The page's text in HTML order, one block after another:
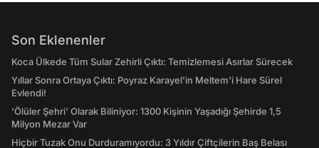
Son Eklenenler
Koca Ülkede Tüm Sular Zehirli Çıktı: Temizlemesi Asırlar Sürecek
Yıllar Sonra Ortaya Çıktı: Poyraz Karayel'in Meltem'i Hare Sürel
Evlendi!
'Ölüler Şehri' Olarak Biliniyor: 1300 Kişinin Yaşadığı Şehirde 1,5
Milyon Mezar Var
Hiçbir Tuzak Onu Durduramıyordu: 3 Yıldır Çiftçilerin Baş Belası